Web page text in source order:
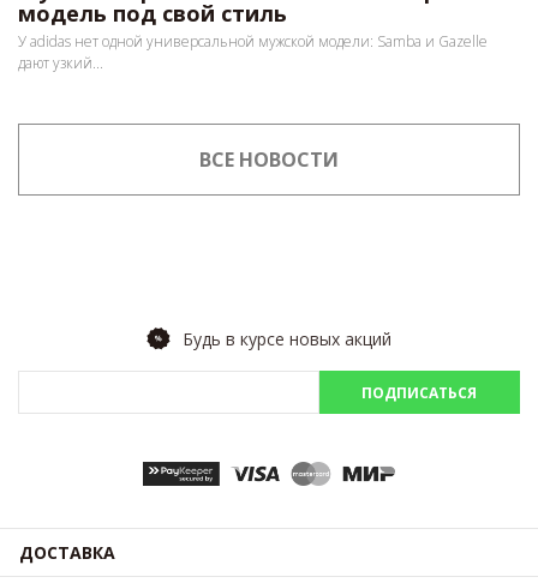
модель под свой стиль
У adidas нет одной универсальной мужской модели: Samba и Gazelle
дают узкий...
ВСЕ НОВОСТИ
Будь в курсе новых акций
ПОДПИСАТЬСЯ
ДОСТАВКА